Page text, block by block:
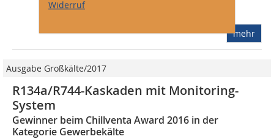
Widerrufin den Tiefkühlbereich gelangt....
mehr
Ausgabe Großkälte/2017
R134a/R744-Kaskaden mit Monitoring-
System
Gewinner beim Chillventa Award 2016 in der
Kategorie Gewerbekälte